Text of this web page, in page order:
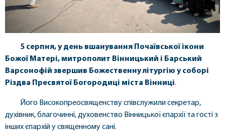
5 серпня, у день вшанування Почаївської ікони
Божої Матері, митрополит Вінницький і Барський
Варсонофій звершив Божественну літургію у соборі
Різдва Пресвятої Богородиці міста Вінниці.
Його Високопреосвященству співслужили секретар,
духівник, благочинні, духовенство Вінницької єпархії та гості з
інших єпархій у священному сані.